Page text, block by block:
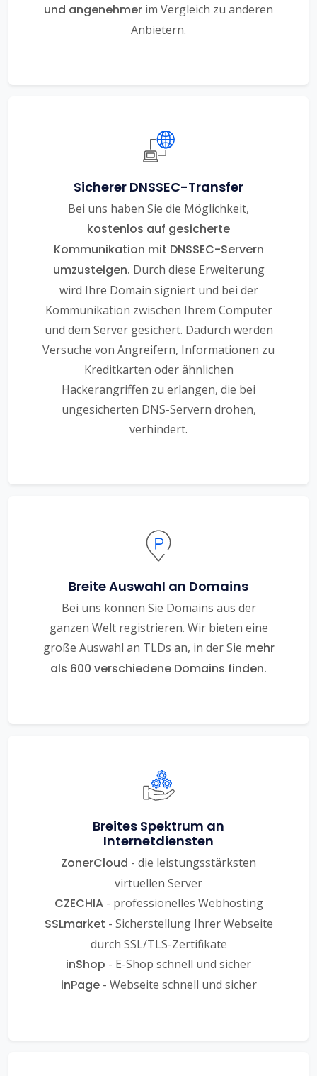
und angenehmer im Vergleich zu anderen
Anbietern.
Sicherer DNSSEC-Transfer
Bei uns haben Sie die Möglichkeit,
kostenlos auf gesicherte
Kommunikation mit DNSSEC-Servern
umzusteigen. Durch diese Erweiterung
wird Ihre Domain signiert und bei der
Kommunikation zwischen Ihrem Computer
und dem Server gesichert. Dadurch werden
Versuche von Angreifern, Informationen zu
Kreditkarten oder ähnlichen
Hackerangriffen zu erlangen, die bei
ungesicherten DNS-Servern drohen,
verhindert.
Breite Auswahl an Domains
Bei uns können Sie Domains aus der
ganzen Welt registrieren. Wir bieten eine
große Auswahl an TLDs an, in der Sie mehr
als 600 verschiedene Domains finden.
Breites Spektrum an
Internetdiensten
ZonerCloud - die leistungsstärksten
virtuellen Server
CZECHIA- professionelles Webhosting
SSLmarket - Sicherstellung Ihrer Webseite
durch SSL/TLS-Zertifikate
inShop - E-Shop schnell und sicher
inPage- Webseite schnell und sicher